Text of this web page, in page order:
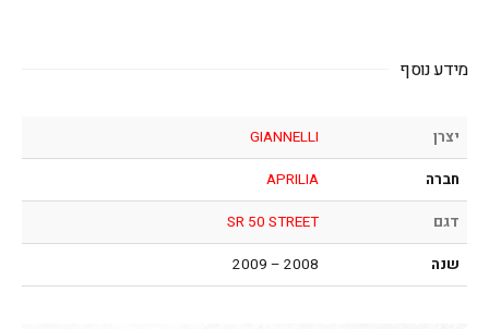
מידע נוסף
יצרן
GIANNELLI
חברה
APRILIA
דגם
SR 50 STREET
שנה
2008 – 2009